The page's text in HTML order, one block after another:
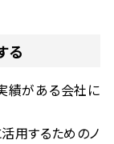
る
績がある会社に
用するためのノ